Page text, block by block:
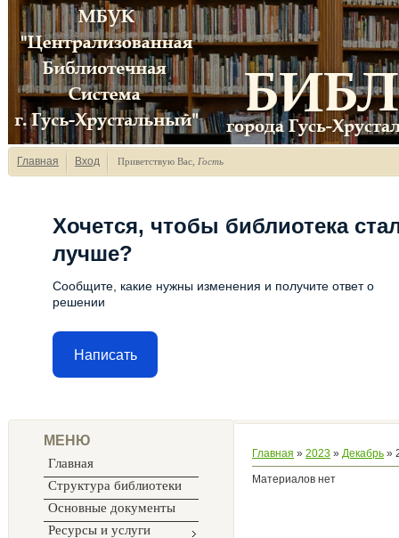
Главная Вход Приветствую Вас Гость
Хочется, чтобы библиотека
лучше?
Сообщите, какие нужны изменения и получите ответ о
решении
Написать
МЕНЮ
Главная
Структура библиотеки
Основные документы
Ресурсы и услуги
Главная » 2023 » Декабрь »
Материалов нет